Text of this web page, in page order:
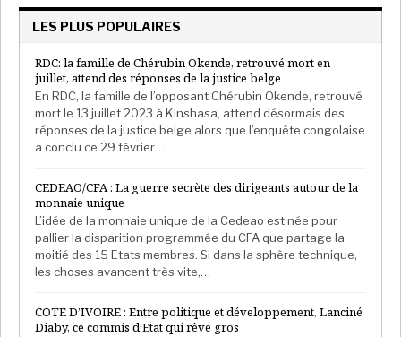
LES PLUS POPULAIRES
RDC: la famille de Chérubin Okende, retrouvé mort en
juillet, attend des réponses de la justice belge
En RDC, la famille de l’opposant Chérubin Okende, retrouvé
mort le 13 juillet 2023 à Kinshasa, attend désormais des
réponses de la justice belge alors que l’enquête congolaise
a conclu ce 29 février…
CEDEAO/CFA : La guerre secrète des dirigeants autour de la
monnaie unique
L’idée de la monnaie unique de la Cedeao est née pour
pallier la disparition programmée du CFA que partage la
moitié des 15 Etats membres. Si dans la sphère technique,
les choses avancent très vite,…
COTE D’IVOIRE : Entre politique et développement, Lanciné
Diaby, ce commis d’Etat qui rêve gros